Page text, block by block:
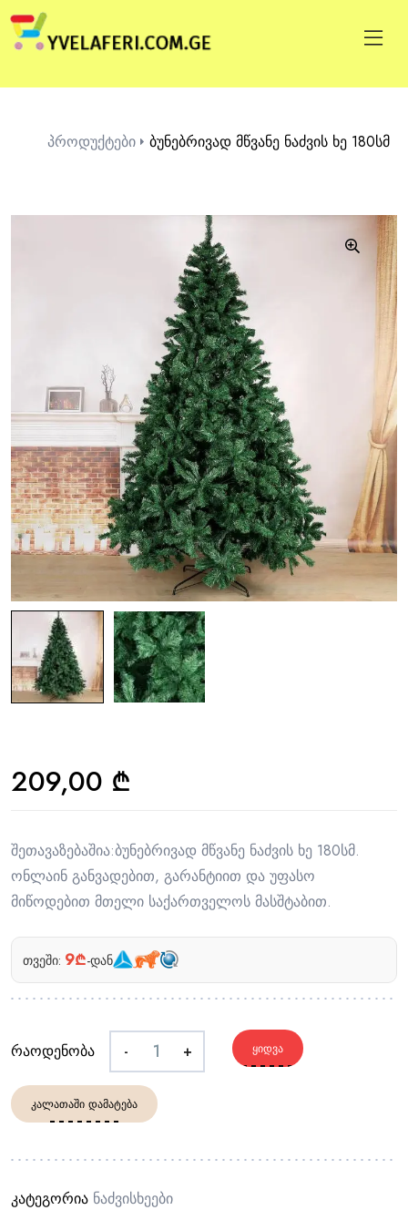
პროდუქტები ბუნებრივად მწვანე ნაძვის ხე 180სმ
209,00 ₾
შეთავაზებაშია:ბუნებრივად მწვანე ნაძვის ხე 180სმ.
ონლაინ განვადებით, გარანტიით და უფასო
მიწოდებით მთელი საქართველოს მასშტაბით.
თვეში: 9₾-დან
რაოდენობა - + ᲧᲘᲓᲕᲐ
ᲙᲐᲚᲐᲗᲐᲨᲘ ᲓᲐᲛᲐᲢᲔᲑᲐ
კატეგორია Ნაძვისხეები